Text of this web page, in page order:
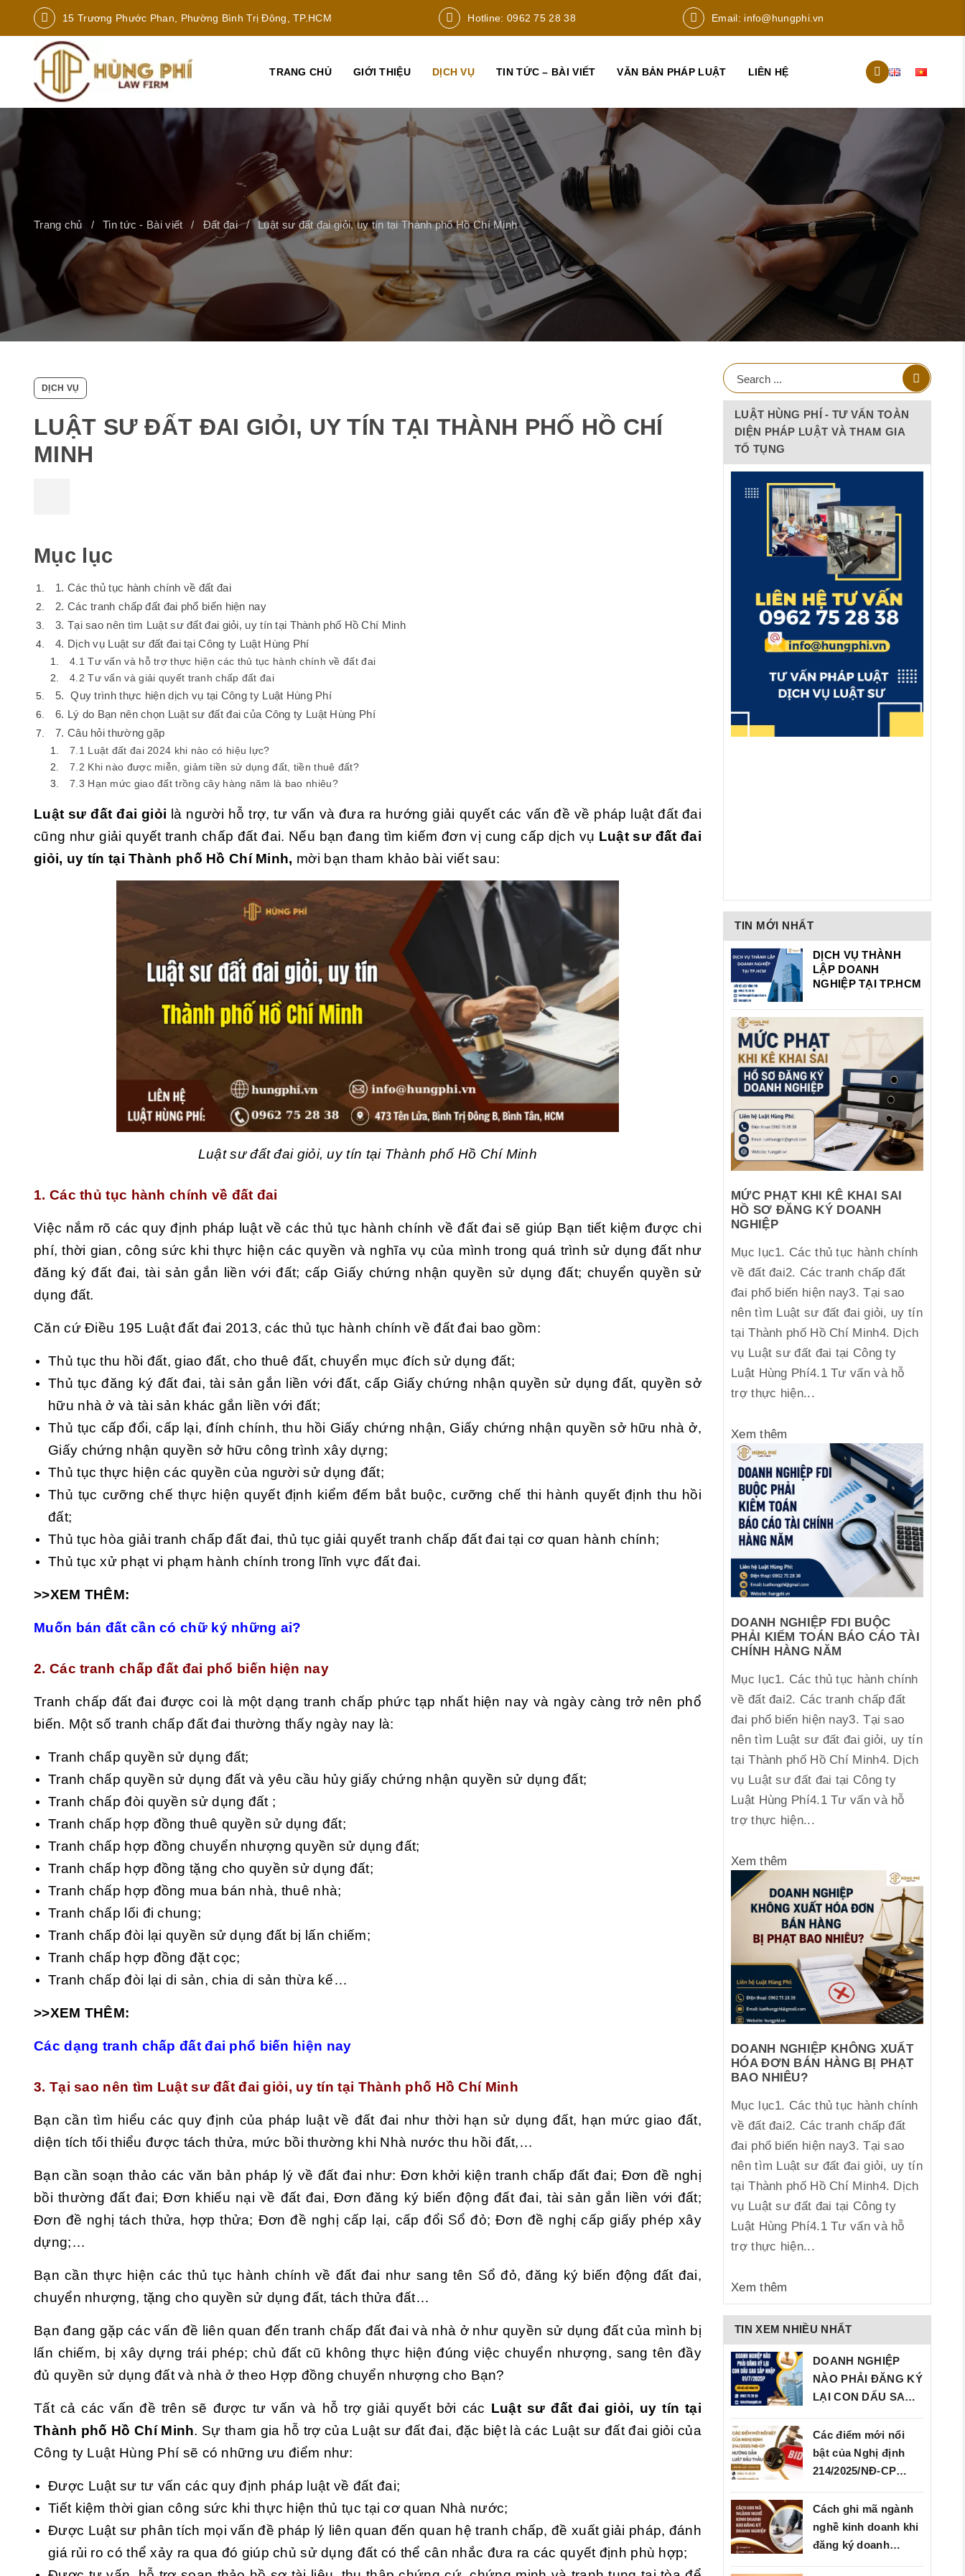
15 Trương Phước Phan, Phường Bình Trị Đông, TP.HCM Hotline: 0962 75 28 38 Email: info@hungphi.vn
TRANG CHỦ GIỚI THIỆU DỊCH VỤ TIN TỨC – BÀI VIẾT VĂN BẢN PHÁP LUẬT LIÊN HỆ
Trang chủ Tin tức - Bài viết Đất đai Luật sư đất đai giỏi, uy tín tại Thành phố Hồ Chí Minh
DỊCH VỤ
LUẬT SƯ ĐẤT ĐAI GIỎI, UY TÍN TẠI THÀNH PHỐ HỒ CHÍ
MINH
Mục lục
1. Các thủ tục hành chính về đất đai
2. Các tranh chấp đất đai phổ biến hiện nay
3. Tại sao nên tìm Luật sư đất đai giỏi, uy tín tại Thành phố Hồ Chí Minh
4. Dịch vụ Luật sư đất đai tại Công ty Luật Hùng Phí
4.1 Tư vấn và hỗ trợ thực hiện các thủ tục hành chính về đất đai
4.2 Tư vấn và giải quyết tranh chấp đất đai
5. Quy trình thực hiện dịch vụ tại Công ty Luật Hùng Phí
6. Lý do Bạn nên chọn Luật sư đất đai của Công ty Luật Hùng Phí
7. Câu hỏi thường gặp
7.1 Luật đất đai 2024 khi nào có hiệu lực?
7.2 Khi nào được miễn, giảm tiền sử dụng đất, tiền thuê đất?
7.3 Hạn mức giao đất trồng cây hàng năm là bao nhiêu?
Luật sư đất đai giỏi là người hỗ trợ, tư vấn và đưa ra hướng giải quyết các vấn đề về pháp luật đất đai
cũng như giải quyết tranh chấp đất đai. Nếu bạn đang tìm kiếm đơn vị cung cấp dịch vụ Luật sư đất đai
giỏi, uy tín tại Thành phố Hồ Chí Minh, mời bạn tham khảo bài viết sau:
Luật sư đất đai giỏi, uy tín tại Thành phố Hồ Chí Minh
1. Các thủ tục hành chính về đất đai
Việc nắm rõ các quy định pháp luật về các thủ tục hành chính về đất đai sẽ giúp Bạn tiết kiệm được chi
phí, thời gian, công sức khi thực hiện các quyền và nghĩa vụ của mình trong quá trình sử dụng đất như
đăng ký đất đai, tài sản gắn liền với đất; cấp Giấy chứng nhận quyền sử dụng đất; chuyển quyền sử
dụng đất.
Căn cứ Điều 195 Luật đất đai 2013, các thủ tục hành chính về đất đai bao gồm:
Thủ tục thu hồi đất, giao đất, cho thuê đất, chuyển mục đích sử dụng đất;
Thủ tục đăng ký đất đai, tài sản gắn liền với đất, cấp Giấy chứng nhận quyền sử dụng đất, quyền sở
hữu nhà ở và tài sản khác gắn liền với đất;
Thủ tục cấp đổi, cấp lại, đính chính, thu hồi Giấy chứng nhận, Giấy chứng nhận quyền sở hữu nhà ở,
Giấy chứng nhận quyền sở hữu công trình xây dựng;
Thủ tục thực hiện các quyền của người sử dụng đất;
Thủ tục cưỡng chế thực hiện quyết định kiểm đếm bắt buộc, cưỡng chế thi hành quyết định thu hồi
đất;
Thủ tục hòa giải tranh chấp đất đai, thủ tục giải quyết tranh chấp đất đai tại cơ quan hành chính;
Thủ tục xử phạt vi phạm hành chính trong lĩnh vực đất đai.
>>XEM THÊM:
Muốn bán đất cần có chữ ký những ai?
2. Các tranh chấp đất đai phổ biến hiện nay
Tranh chấp đất đai được coi là một dạng tranh chấp phức tạp nhất hiện nay và ngày càng trở nên phổ
biến. Một số tranh chấp đất đai thường thấy ngày nay là:
Tranh chấp quyền sử dụng đất;
Tranh chấp quyền sử dụng đất và yêu cầu hủy giấy chứng nhận quyền sử dụng đất;
Tranh chấp đòi quyền sử dụng đất ;
Tranh chấp hợp đồng thuê quyền sử dụng đất;
Tranh chấp hợp đồng chuyển nhượng quyền sử dụng đất;
Tranh chấp hợp đồng tặng cho quyền sử dụng đất;
Tranh chấp hợp đồng mua bán nhà, thuê nhà;
Tranh chấp lối đi chung;
Tranh chấp đòi lại quyền sử dụng đất bị lấn chiếm;
Tranh chấp hợp đồng đặt cọc;
Tranh chấp đòi lại di sản, chia di sản thừa kế…
>>XEM THÊM:
Các dạng tranh chấp đất đai phổ biến hiện nay
3. Tại sao nên tìm Luật sư đất đai giỏi, uy tín tại Thành phố Hồ Chí Minh
Bạn cần tìm hiểu các quy định của pháp luật về đất đai như thời hạn sử dụng đất, hạn mức giao đất,
diện tích tối thiểu được tách thửa, mức bồi thường khi Nhà nước thu hồi đất,…
Bạn cần soạn thảo các văn bản pháp lý về đất đai như: Đơn khởi kiện tranh chấp đất đai; Đơn đề nghị
bồi thường đất đai; Đơn khiếu nại về đất đai, Đơn đăng ký biến động đất đai, tài sản gắn liền với đất;
Đơn đề nghị tách thửa, hợp thửa; Đơn đề nghị cấp lại, cấp đổi Sổ đỏ; Đơn đề nghị cấp giấy phép xây
dựng;…
Bạn cần thực hiện các thủ tục hành chính về đất đai như sang tên Sổ đỏ, đăng ký biến động đất đai,
chuyển nhượng, tặng cho quyền sử dụng đất, tách thửa đất…
Bạn đang gặp các vấn đề liên quan đến tranh chấp đất đai và nhà ở như quyền sử dụng đất của mình bị
lấn chiếm, bị xây dựng trái phép; chủ đất cũ không thực hiện đúng việc chuyển nhượng, sang tên đầy
đủ quyền sử dụng đất và nhà ở theo Hợp đồng chuyển nhượng cho Bạn?
Tất cả các vấn đề trên sẽ được tư vấn và hỗ trợ giải quyết bởi các Luật sư đất đai giỏi, uy tín tại
Thành phố Hồ Chí Minh. Sự tham gia hỗ trợ của Luật sư đất đai, đặc biệt là các Luật sư đất đai giỏi của
Công ty Luật Hùng Phí sẽ có những ưu điểm như:
Được Luật sư tư vấn các quy định pháp luật về đất đai;
Tiết kiệm thời gian công sức khi thực hiện thủ tục tại cơ quan Nhà nước;
Được Luật sư phân tích mọi vấn đề pháp lý liên quan đến quan hệ tranh chấp, đề xuất giải pháp, đánh
giá rủi ro có thể xảy ra qua đó giúp chủ sử dụng đất có thể cân nhắc đưa ra các quyết định phù hợp;
LUẬT HÙNG PHÍ - TƯ VẤN TOÀN
DIỆN PHÁP LUẬT VÀ THAM GIA
TỐ TỤNG
TIN MỚI NHẤT
DỊCH VỤ THÀNH
LẬP DOANH
NGHIỆP TẠI TP.HCM
MỨC PHẠT KHI KÊ KHAI SAI
HỒ SƠ ĐĂNG KÝ DOANH
NGHIỆP
Mục lục1. Các thủ tục hành chính
về đất đai2. Các tranh chấp đất
đai phổ biến hiện nay3. Tại sao
nên tìm Luật sư đất đai giỏi, uy tín
tại Thành phố Hồ Chí Minh4. Dịch
vụ Luật sư đất đai tại Công ty
Luật Hùng Phí4.1 Tư vấn và hỗ
trợ thực hiện...
Xem thêm
DOANH NGHIỆP FDI BUỘC
PHẢI KIỂM TOÁN BÁO CÁO TÀI
CHÍNH HÀNG NĂM
Mục lục1. Các thủ tục hành chính
về đất đai2. Các tranh chấp đất
đai phổ biến hiện nay3. Tại sao
nên tìm Luật sư đất đai giỏi, uy tín
tại Thành phố Hồ Chí Minh4. Dịch
vụ Luật sư đất đai tại Công ty
Luật Hùng Phí4.1 Tư vấn và hỗ
trợ thực hiện...
Xem thêm
DOANH NGHIỆP KHÔNG XUẤT
HÓA ĐƠN BÁN HÀNG BỊ PHẠT
BAO NHIÊU?
Mục lục1. Các thủ tục hành chính
về đất đai2. Các tranh chấp đất
đai phổ biến hiện nay3. Tại sao
nên tìm Luật sư đất đai giỏi, uy tín
tại Thành phố Hồ Chí Minh4. Dịch
vụ Luật sư đất đai tại Công ty
Luật Hùng Phí4.1 Tư vấn và hỗ
trợ thực hiện...
Xem thêm
TIN XEM NHIỀU NHẤT
DOANH NGHIỆP
NÀO PHẢI ĐĂNG KÝ
LẠI CON DẤU SAU
Các điểm mới nổi
bật của Nghị định
214/2025/NĐ‑CP…
Cách ghi mã ngành
nghề kinh doanh khi
đăng ký doanh